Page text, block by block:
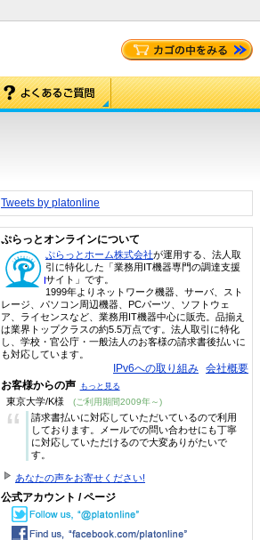
Tweets by platonline
ぷらっとオンラインについて
ぷらっとホーム株式会社が運用する、法人取
引に特化した「業務用IT機器専門の調達支援
サイト」です。
1999年よりネットワーク機器、サーバ、スト
レージ、パソコン周辺機器、PCパーツ、ソフトウェ
ア、ライセンスなど、業務用IT機器中心に販売。品揃え
は業界トップクラスの約5.5万点です。法人取引に特化
し、学校・官公庁・一般法人のお客様の請求書後払いに
も対応しています。
IPv6への取り組み 会社概要
お客様からの声 もっと見る
東京大学/K様 (ご利用期間2009年～)
“
請求書払いに対応していただいているので利用
しております。メールでの問い合わせにも丁寧
に対応していただけるので大変ありがたいで
す。
あなたの声をお寄せください!
公式アカウント / ページ